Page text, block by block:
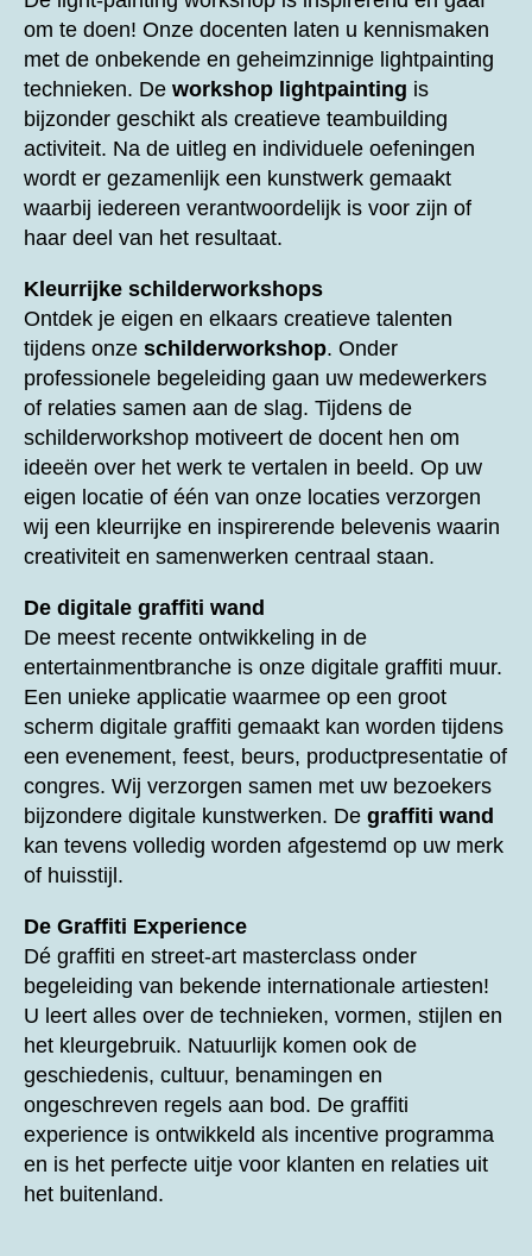
om te doen! Onze docenten laten u kennismaken
met de onbekende en geheimzinnige lightpainting
technieken. De workshop lightpainting is
bijzonder geschikt als creatieve teambuilding
activiteit. Na de uitleg en individuele oefeningen
wordt er gezamenlijk een kunstwerk gemaakt
waarbij iedereen verantwoordelijk is voor zijn of
haar deel van het resultaat.
Kleurrijke schilderworkshops
Ontdek je eigen en elkaars creatieve talenten
tijdens onze schilderworkshop. Onder
professionele begeleiding gaan uw medewerkers
of relaties samen aan de slag. Tijdens de
schilderworkshop motiveert de docent hen om
ideeën over het werk te vertalen in beeld. Op uw
eigen locatie of één van onze locaties verzorgen
wij een kleurrijke en inspirerende belevenis waarin
creativiteit en samenwerken centraal staan.
De digitale graffiti wand
De meest recente ontwikkeling in de
entertainmentbranche is onze digitale graffiti muur.
Een unieke applicatie waarmee op een groot
scherm digitale graffiti gemaakt kan worden tijdens
een evenement, feest, beurs, productpresentatie of
congres. Wij verzorgen samen met uw bezoekers
bijzondere digitale kunstwerken. De graffiti wand
kan tevens volledig worden afgestemd op uw merk
of huisstijl.
De Graffiti Experience
Dé graffiti en street-art masterclass onder
begeleiding van bekende internationale artiesten!
U leert alles over de technieken, vormen, stijlen en
het kleurgebruik. Natuurlijk komen ook de
geschiedenis, cultuur, benamingen en
ongeschreven regels aan bod. De graffiti
experience is ontwikkeld als incentive programma
en is het perfecte uitje voor klanten en relaties uit
het buitenland.